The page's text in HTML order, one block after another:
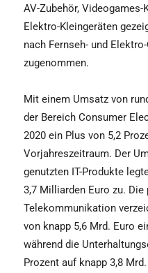
AV-Zubehör, Videogames-
Elektro-Kleingeräten
nach Fernseh- und
zugenommen.
Mit einem Umsatz von
der Bereich Consumer
2020 ein Plus von 5,2
Vorjahreszeitraum. Der
genutzten IT-Produkte
3,7 Milliarden Euro zu. Die
Telekommunikation
von knapp 5,6 Mrd. Euro
während die
Prozent auf knapp 3,8